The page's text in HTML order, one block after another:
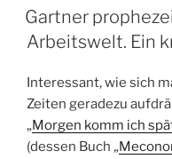
AM
Gartner
Arbeitswelt. Ein
Interessant, wie sich
Zeiten geradezu
„Morgen komm ich
(dessen Buch „